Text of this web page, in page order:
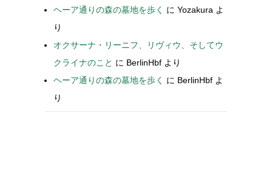
ヘーア通りの森の墓地を歩く
に Yozakura よ
り
オクサーナ・リーニフ、リヴィウ、そしてウ
クライナのこと に BerlinHbf より
ヘーア通りの森の墓地を歩く
に BerlinHbf よ
り